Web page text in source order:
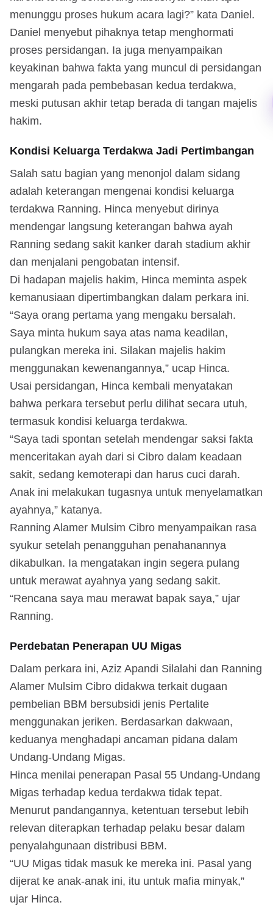
menunggu proses hukum acara lagi?” kata Daniel.
Daniel menyebut pihaknya tetap menghormati
proses persidangan. Ia juga menyampaikan
keyakinan bahwa fakta yang muncul di persidangan
mengarah pada pembebasan kedua terdakwa,
meski putusan akhir tetap berada di tangan majelis
hakim.
Kondisi Keluarga Terdakwa Jadi Pertimbangan
Salah satu bagian yang menonjol dalam sidang
adalah keterangan mengenai kondisi keluarga
terdakwa Ranning. Hinca menyebut dirinya
mendengar langsung keterangan bahwa ayah
Ranning sedang sakit kanker darah stadium akhir
dan menjalani pengobatan intensif.
Di hadapan majelis hakim, Hinca meminta aspek
kemanusiaan dipertimbangkan dalam perkara ini.
“Saya orang pertama yang mengaku bersalah.
Saya minta hukum saya atas nama keadilan,
pulangkan mereka ini. Silakan majelis hakim
menggunakan kewenangannya,” ucap Hinca.
Usai persidangan, Hinca kembali menyatakan
bahwa perkara tersebut perlu dilihat secara utuh,
termasuk kondisi keluarga terdakwa.
“Saya tadi spontan setelah mendengar saksi fakta
menceritakan ayah dari si Cibro dalam keadaan
sakit, sedang kemoterapi dan harus cuci darah.
Anak ini melakukan tugasnya untuk menyelamatkan
ayahnya,” katanya.
Ranning Alamer Mulsim Cibro menyampaikan rasa
syukur setelah penangguhan penahanannya
dikabulkan. Ia mengatakan ingin segera pulang
untuk merawat ayahnya yang sedang sakit.
“Rencana saya mau merawat bapak saya,” ujar
Ranning.
Perdebatan Penerapan UU Migas
Dalam perkara ini, Aziz Apandi Silalahi dan Ranning
Alamer Mulsim Cibro didakwa terkait dugaan
pembelian BBM bersubsidi jenis Pertalite
menggunakan jeriken. Berdasarkan dakwaan,
keduanya menghadapi ancaman pidana dalam
Undang-Undang Migas.
Hinca menilai penerapan Pasal 55 Undang-Undang
Migas terhadap kedua terdakwa tidak tepat.
Menurut pandangannya, ketentuan tersebut lebih
relevan diterapkan terhadap pelaku besar dalam
penyalahgunaan distribusi BBM.
“UU Migas tidak masuk ke mereka ini. Pasal yang
dijerat ke anak-anak ini, itu untuk mafia minyak,”
ujar Hinca.